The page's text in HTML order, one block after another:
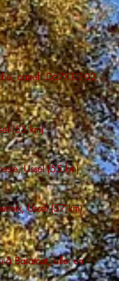
carref. D67X D102,
(53 km)
Ussel (55 km)
Ussel (57 km)
à Baratout, aller en